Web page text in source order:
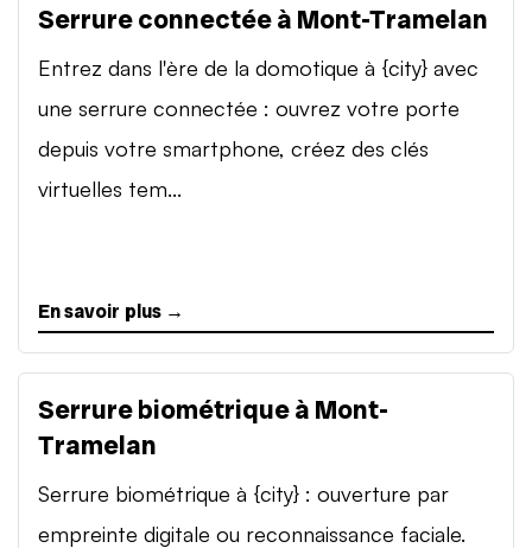
Serrure connectée à Mont-Tramelan
Entrez dans l'ère de la domotique à {city} avec
une serrure connectée : ouvrez votre porte
depuis votre smartphone, créez des clés
virtuelles tem...
En savoir plus →
Serrure biométrique à Mont-
Tramelan
Serrure biométrique à {city} : ouverture par
empreinte digitale ou reconnaissance faciale.